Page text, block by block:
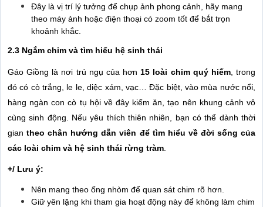
Đây là vị trí lý tưởng để chụp ảnh phong cảnh, hãy mang
theo máy ảnh hoặc điện thoại có zoom tốt để bắt trọn
khoảnh khắc.
2.3 Ngắm chim và tìm hiểu hệ sinh thái
Gáo Giồng là nơi trú ngụ của hơn 15 loài chim quý hiếm, trong
đó có cò trắng, le le, diệc xám, vạc… Đặc biệt, vào mùa nước nổi,
hàng ngàn con cò tụ hội về đây kiếm ăn, tạo nên khung cảnh vô
cùng sinh động. Nếu yêu thích thiên nhiên, bạn có thể dành thời
giantheo chân hướng dẫn viên để tìm hiểu về đời sống của
các loài chim và hệ sinh thái rừng tràm
+/ Lưu ý:
Nên mang theo ống nhòm để quan sát chim rõ hơn.
Giữ yên lặng khi tham gia hoạt động này để không làm chim